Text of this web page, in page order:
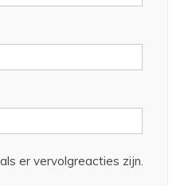
er vervolgreacties zijn.